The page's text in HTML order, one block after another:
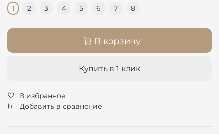
1 2 3 4 5 6 7 8
В корзину
Купить в 1 клик
В избранное
Добавить в сравнение